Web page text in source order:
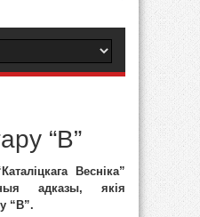
“В”
Весніка”
адказы, якія
“В”.